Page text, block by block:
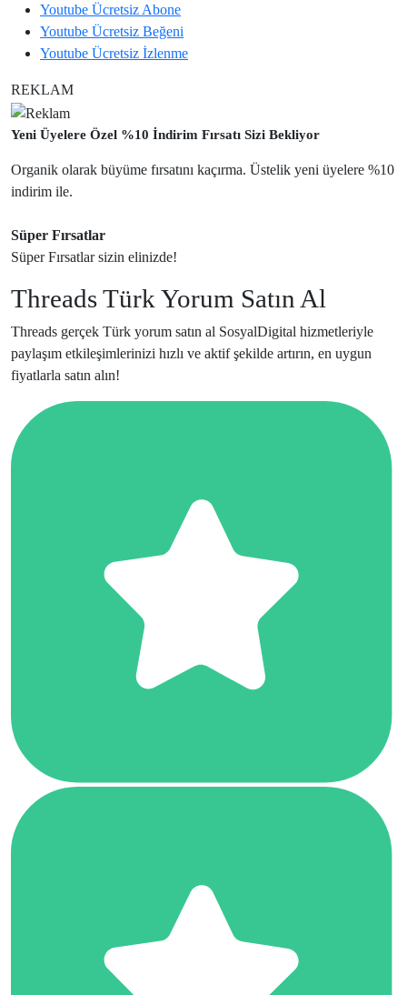
Youtube Ücretsiz Abone
Youtube Ücretsiz Beğeni
Youtube Ücretsiz İzlenme
REKLAM
Yeni Üyelere Özel %10 İndirim Fırsatı Sizi Bekliyor
Organik olarak büyüme fırsatını kaçırma. Üstelik yeni üyelere %10
indirim ile.
Süper Fırsatlar
Süper Fırsatlar sizin elinizde!
Threads Türk Yorum Satın Al
Threads gerçek Türk yorum satın al SosyalDigital hizmetleriyle
paylaşım etkileşimlerinizi hızlı ve aktif şekilde artırın, en uygun
fiyatlarla satın alın!